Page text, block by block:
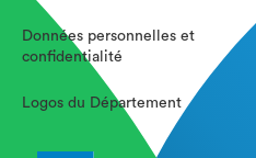
Données personnelles et
confidentialité
Logos du Département